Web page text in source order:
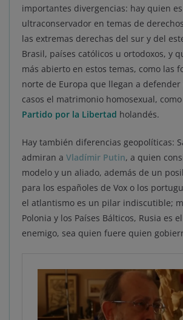
importantes divergencias: hay quien es
ultraconservador en temas de
las extremas derechas del sur y del
Brasil, países católicos u ortodoxos, y
más abierto en estos temas, como las
norte de Europa que llegan a defender
casos el matrimonio homosexual,
Partido por la Libertad holandés.
Hay también diferencias geopolíticas:
admiran a Vladímir Putin, a quien
modelo y un aliado, además de un
para los españoles de Vox o los
el atlantismo es un pilar indiscutible;
Polonia y los Países Bálticos, Rusia es
enemigo, sea quien fuere quien